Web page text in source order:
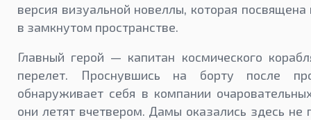
версия визуальной новеллы, которая
в замкнутом пространстве.
Главный герой — капитан космического
перелет. Проснувшись на борту после
обнаруживает себя в компании
они летят вчетвером. Дамы оказались здесь не